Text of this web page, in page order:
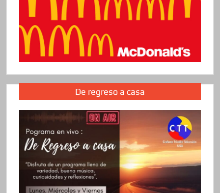
De regreso a casa